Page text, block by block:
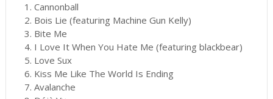
1. Cannonball
2. Bois Lie (featuring Machine Gun Kelly)
3. Bite Me
4. I Love It When You Hate Me (featuring blackbear)
5. Love Sux
6. Kiss Me Like The World Is Ending
7. Avalanche